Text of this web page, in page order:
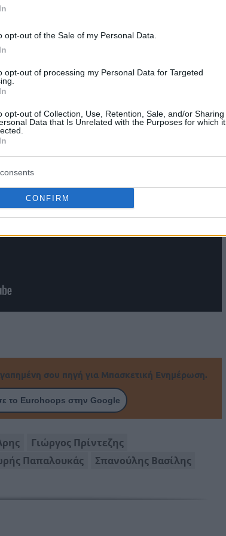
opt-out of the Sale of my Personal Data.
opt-out of processing my Personal Data for Targeted
opt-out of Collection, Use, Retention, Sale, and/or Sharing
Data that Is Unrelated with the Purposes for which it
CONFIRM
μαζί τους και ο
τι έχει στο μυαλό του οΒασίλης Σπανούλης
σου πηγή για Μπασκετική Ενημέρωση.
το Eurohoops στην Google
Γιώργος Πρίντεζης
Παπαλουκάς Σπανούλης Βασίλης